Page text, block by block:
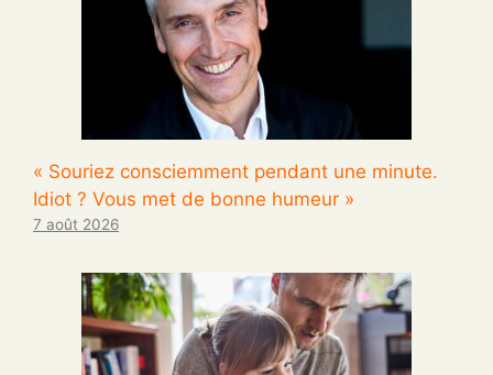
« Souriez consciemment pendant une minute.
Idiot ? Vous met de bonne humeur »
7 août 2026